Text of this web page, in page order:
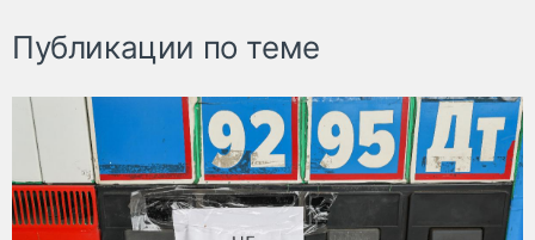
Публикации по теме